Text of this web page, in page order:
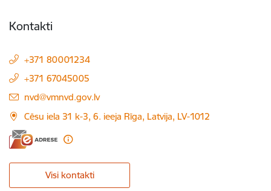
Kontakti
+371 80001234
+371 67045005
E-pasts:
nvd@vmnvd.gov.lv
Cēsu iela 31 k-3, 6. ieeja Rīga, Latvija, LV-1012
Visi kontakti